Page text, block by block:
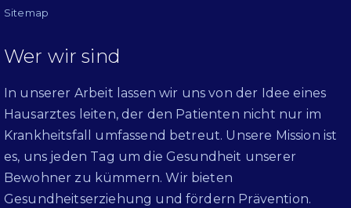
Sitemap
Wer wir sind
In unserer Arbeit lassen wir uns von der Idee eines
Hausarztes leiten, der den Patienten nicht nur im
Krankheitsfall umfassend betreut. Unsere Mission ist
es, uns jeden Tag um die Gesundheit unserer
Bewohner zu kümmern. Wir bieten
Gesundheitserziehung und fördern Prävention.